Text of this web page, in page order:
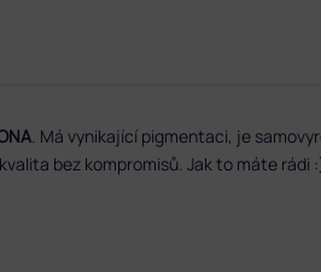
. Má vynikající pigmentaci, je
bez kompromisů. Jak to máte rádi